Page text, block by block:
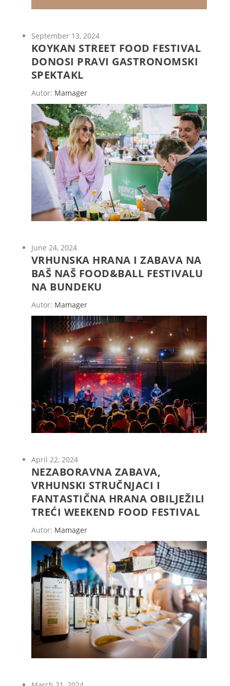
September 13, 2024
KOYKAN STREET FOOD FESTIVAL
DONOSI PRAVI GASTRONOMSKI
SPEKTAKL
Autor: Mamager
June 24, 2024
VRHUNSKA HRANA I ZABAVA NA
BAŠ NAŠ FOOD&BALL FESTIVALU
NA BUNDEKU
Autor: Mamager
April 22, 2024
NEZABORAVNA ZABAVA,
VRHUNSKI STRUČNJACI I
FANTASTIČNA HRANA OBILJEŽILI
TREĆI WEEKEND FOOD FESTIVAL
Autor: Mamager